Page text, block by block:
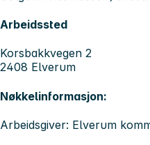
Arbeidssted
Korsbakkvegen 2
2408 Elverum
Nøkkelinformasjon:
Arbeidsgiver: Elverum